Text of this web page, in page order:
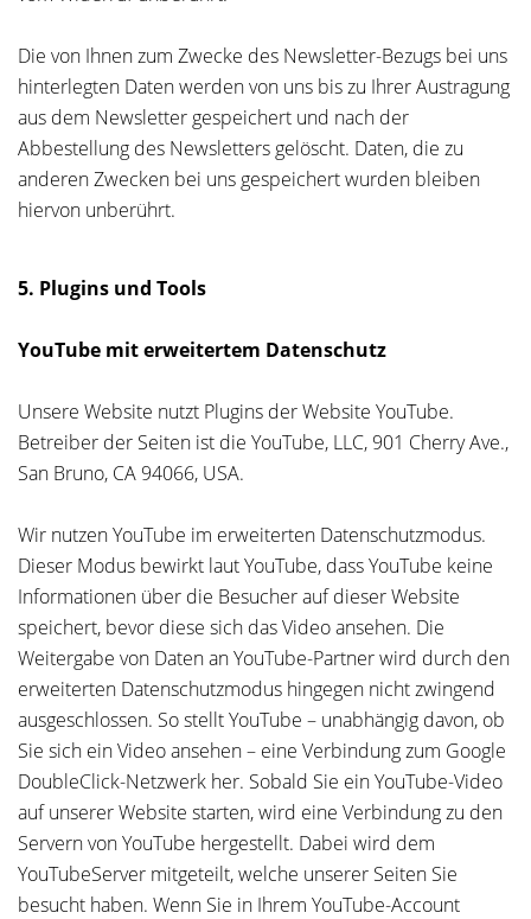
Die von Ihnen zum Zwecke des Newsletter-Bezugs bei uns
hinterlegten Daten werden von uns bis zu Ihrer Austragung
aus dem Newsletter gespeichert und nach der
Abbestellung des Newsletters gelöscht. Daten, die zu
anderen Zwecken bei uns gespeichert wurden bleiben
hiervon unberührt.
5. Plugins und Tools
YouTube mit erweitertem Datenschutz
Unsere Website nutzt Plugins der Website YouTube.
Betreiber der Seiten ist die YouTube, LLC, 901 Cherry Ave.,
San Bruno, CA 94066, USA.
Wir nutzen YouTube im erweiterten Datenschutzmodus.
Dieser Modus bewirkt laut YouTube, dass YouTube keine
Informationen über die Besucher auf dieser Website
speichert, bevor diese sich das Video ansehen. Die
Weitergabe von Daten an YouTube-Partner wird durch den
erweiterten Datenschutzmodus hingegen nicht zwingend
ausgeschlossen. So stellt YouTube – unabhängig davon, ob
Sie sich ein Video ansehen – eine Verbindung zum Google
DoubleClick-Netzwerk her. Sobald Sie ein YouTube-Video
auf unserer Website starten, wird eine Verbindung zu den
Servern von YouTube hergestellt. Dabei wird dem
YouTubeServer mitgeteilt, welche unserer Seiten Sie
besucht haben. Wenn Sie in Ihrem YouTube-Account